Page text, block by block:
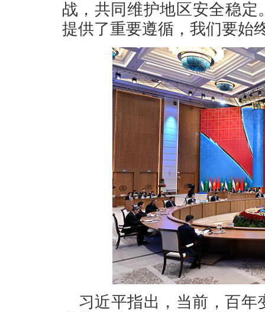
战，共同维护地区安全稳
提供了重要遵循，我们要始
习近平指出，当前，百